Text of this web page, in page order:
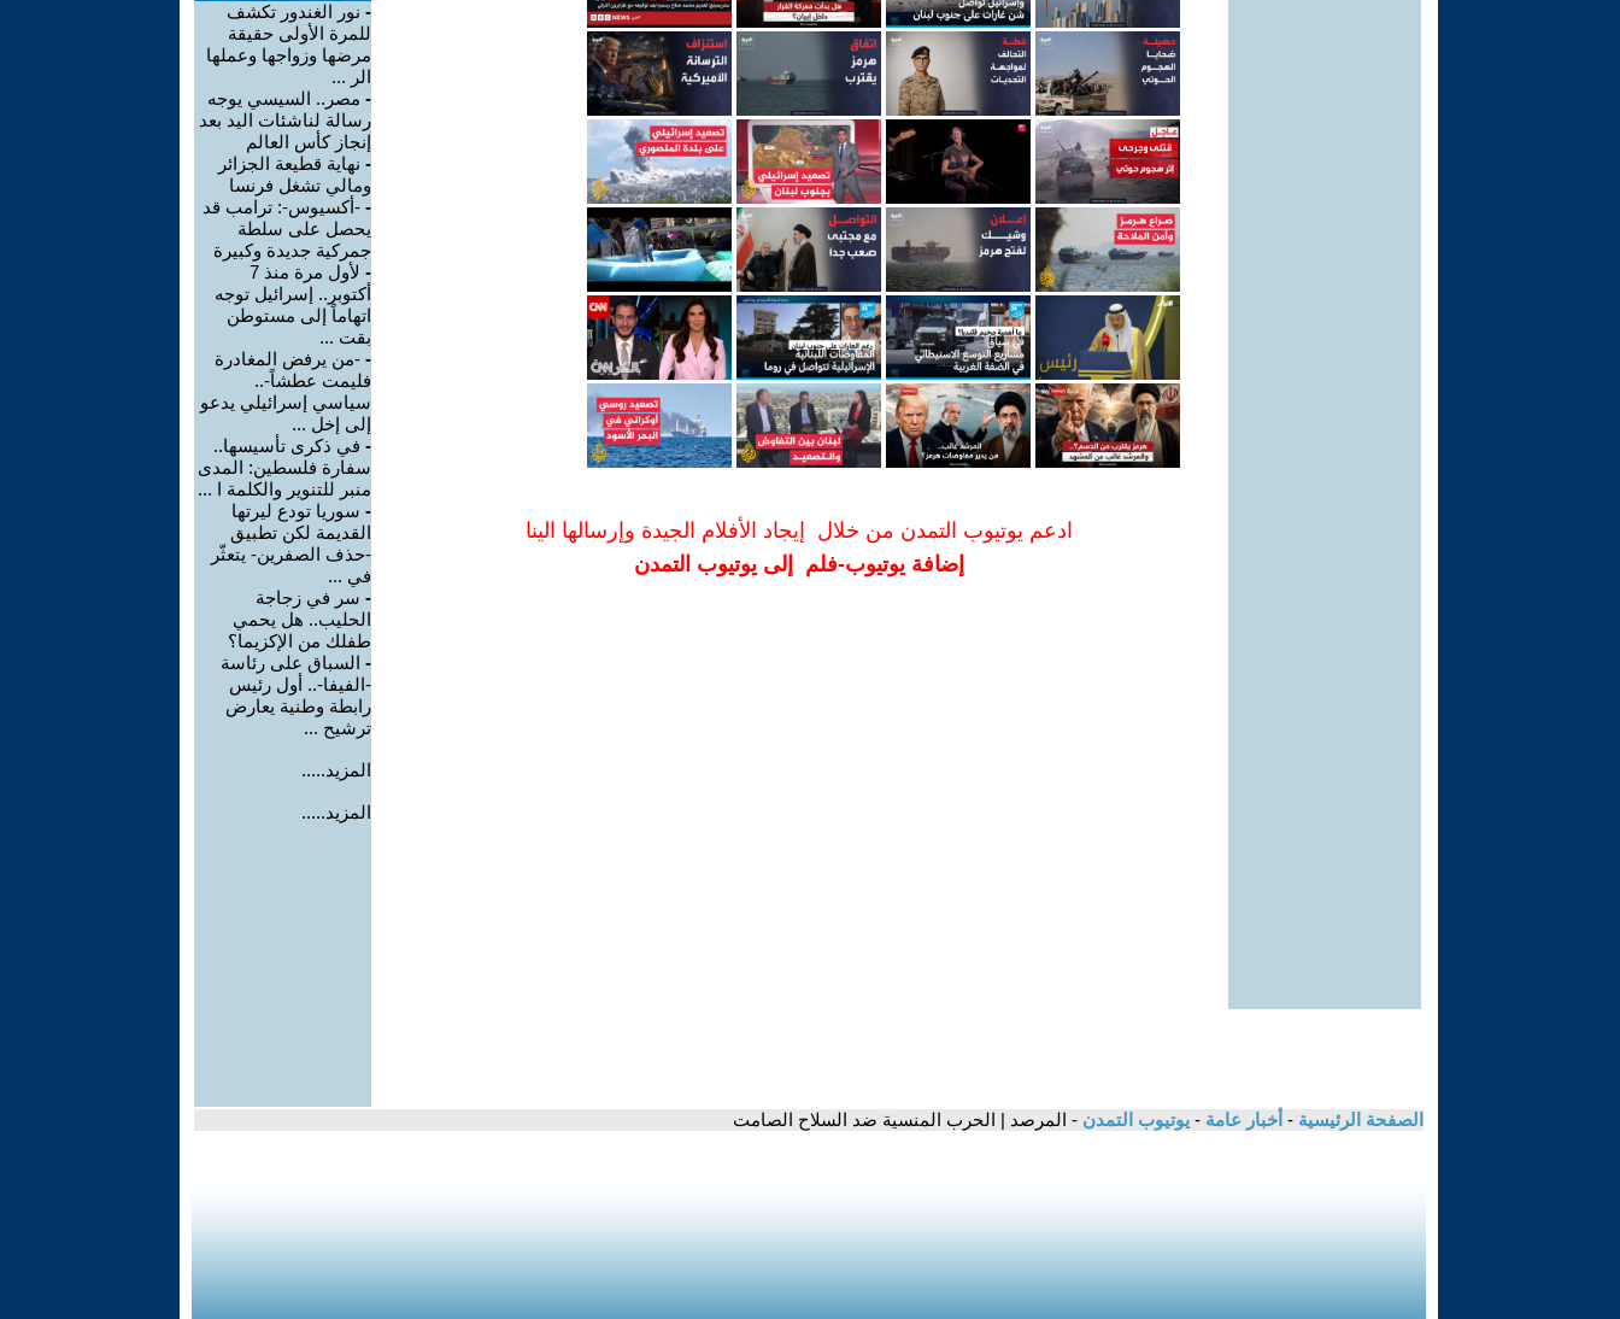
ادعم يوتيوب التمدن من خلال إيجاد الأفلام الجيدة وإرسالها الينا
إضافة يوتيوب-فلم إلى يوتيوب التمدن
- نور الغندور تكشف
للمرة الأولى حقيقة
مرضها وزواجها وعملها
الر ...
- مصر.. السيسي يوجه
رسالة لناشئات اليد بعد
إنجاز كأس العالم
- نهاية قطيعة الجزائر
ومالي تشغل فرنسا
- -أكسيوس-: ترامب قد
يحصل على سلطة
جمركية جديدة وكبيرة
-
لأول مرة منذ 7
أكتوبر.. إسرائيل توجه
اتهاماً إلى مستوطن
بقت ...
- -من يرفض المغادرة
فليمت عطشاً-..
سياسي إسرائيلي يدعو
إلى إخل ...
- في ذكرى تأسيسها..
سفارة فلسطين: المدى
منبر للتنوير والكلمة ا ...
- سوريا تودع ليرتها
القديمة لكن تطبيق
-حذف الصفرين- يتعثّر
في ...
- سر في زجاجة
الحليب.. هل يحمي
طفلك من الإكزيما؟
- السباق على رئاسة
-الفيفا-.. أول رئيس
رابطة وطنية يعارض
ترشيح ...
المزيد.....
المزيد.....
الصفحة الرئيسية - أخبار عامة - يوتيوب التمدن - المرصد | الحرب المنسية ضد السلاح الصامت